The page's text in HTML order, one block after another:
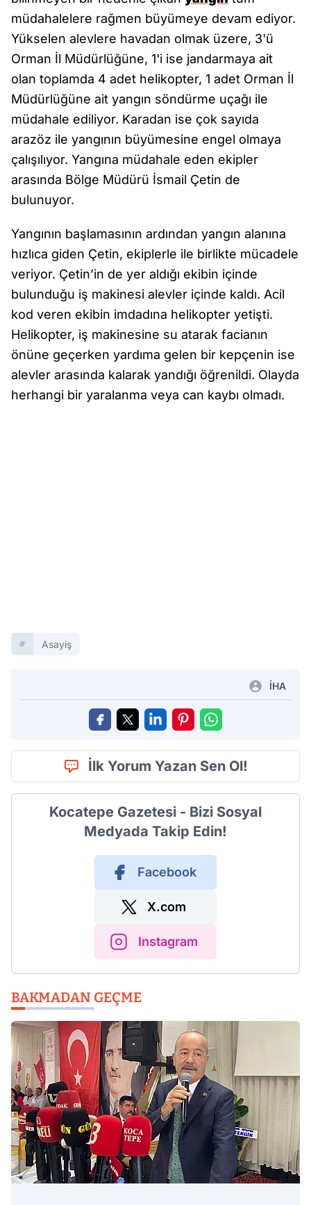
müdahalelere rağmen büyümeye devam ediyor.
Yükselen alevlere havadan olmak üzere, 3'ü
Orman İl Müdürlüğüne, 1'i ise jandarmaya ait
olan toplamda 4 adet helikopter, 1 adet Orman İl
Müdürlüğüne ait yangın söndürme uçağı ile
müdahale ediliyor. Karadan ise çok sayıda
arazöz ile yangının büyümesine engel olmaya
çalışılıyor. Yangına müdahale eden ekipler
arasında Bölge Müdürü İsmail Çetin de
bulunuyor.
Yangının başlamasının ardından yangın alanına
hızlıca giden Çetin, ekiplerle ile birlikte mücadele
veriyor. Çetin’in de yer aldığı ekibin içinde
bulunduğu iş makinesi alevler içinde kaldı. Acil
kod veren ekibin imdadına helikopter yetişti.
Helikopter, iş makinesine su atarak facianın
önüne geçerken yardıma gelen bir kepçenin ise
alevler arasında kalarak yandığı öğrenildi. Olayda
herhangi bir yaralanma veya can kaybı olmadı.
Asayiş
İHA
İlk Yorum Yazan Sen Ol!
Kocatepe Gazetesi - Bizi Sosyal
Medyada Takip Edin!
Facebook
X.com
Instagram
BAKMADAN GEÇME